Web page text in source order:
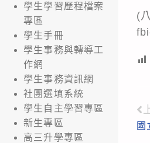
(
學生學習歷程檔案
專區
學生手冊
學生事務與轉導工
作網
學生事務資訊網
社團選填系統
學生自主學習專區
新生專區
高三升學專區